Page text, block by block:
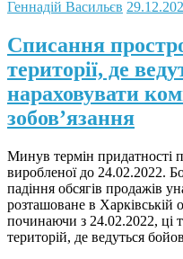
Геннадій Васильєв
Списання
території, де
нараховувати
зобов’язання
Минув термін придатності
виробленої до 24.02.2022.
падіння обсягів продажів
розташоване в Харківській
починаючи з 24.02.2022, ці
територій, де ведуться